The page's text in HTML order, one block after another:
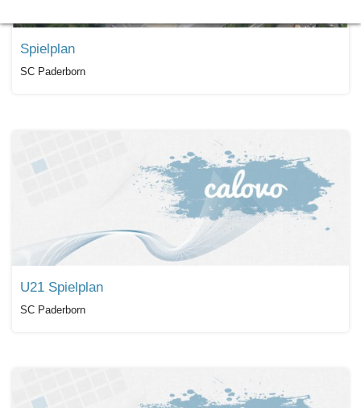
Spielplan
SC Paderborn
U21 Spielplan
SC Paderborn